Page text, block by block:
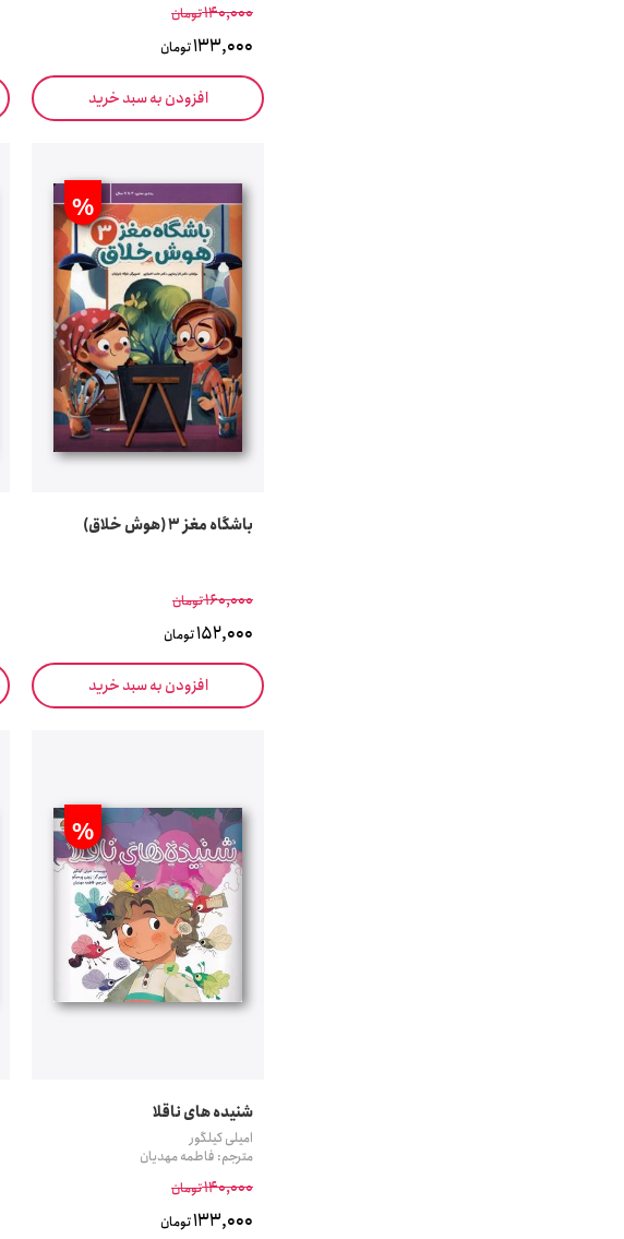
140,000تومان
133,000تومان
افزودن به سبد خرید
%
باشگاه مغز 3 (هوش خلاق)
160,000تومان
152,000تومان
افزودن به سبد خرید
%
شنیده های ناقلا
امیلی کیلگور
مترجم: فاطمه مهدیان
140,000تومان
133,000تومان